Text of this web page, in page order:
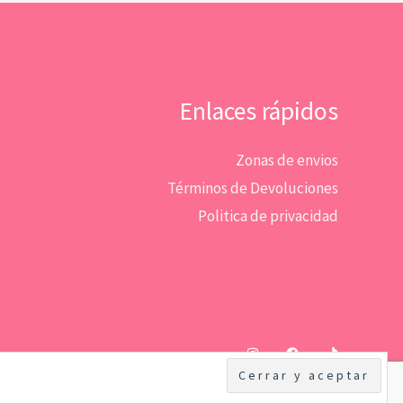
Enlaces rápidos
Zonas de envios
Términos de Devoluciones
Politica de privacidad